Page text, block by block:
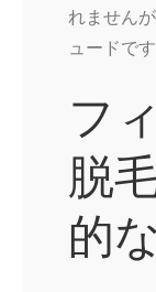
れません
ュードで
フ
脱
的